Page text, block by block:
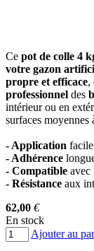
Ce pot de colle 4
votre gazon
propre et efficace,
professionnel des
intérieur ou en
surfaces moyennes
- Application
- Adhérence
- Compatible avec
- Résistance aux
62,00 €
En stock
Ajouter au